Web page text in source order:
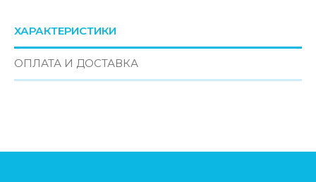
ХАРАКТЕРИСТИКИ
ОПЛАТА И ДОСТАВКА